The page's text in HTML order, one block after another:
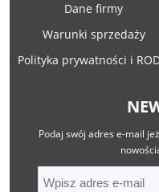
Dane firmy
Warunki sprzedaży
Polityka prywatności i
Podaj swój adres e-mail